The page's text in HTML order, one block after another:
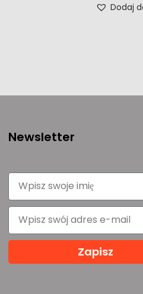
Dodaj
Newsletter
Zapisz